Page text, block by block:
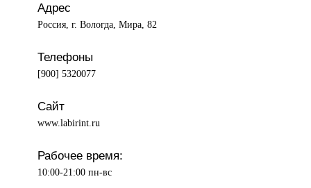
Адрес
Россия, г. Вологда, Мира, 82
Телефоны
[900] 5320077
Сайт
www.labirint.ru
Рабочее время:
10:00-21:00 пн-вс